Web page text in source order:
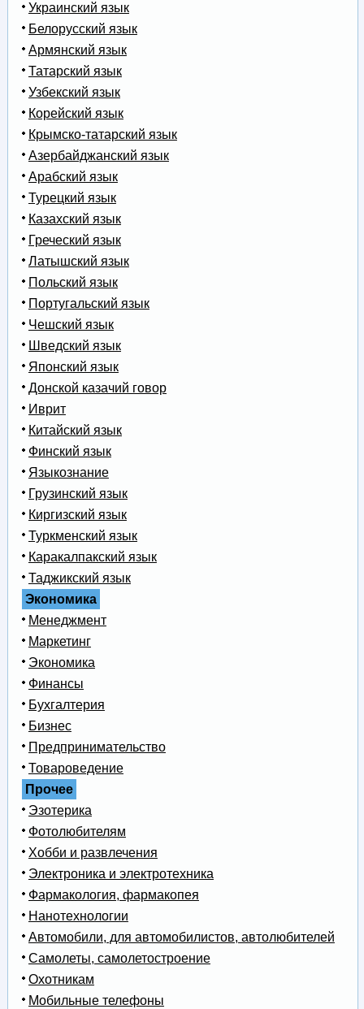
Украинский язык
Белорусский язык
Армянский язык
Татарский язык
Узбекский язык
Корейский язык
Крымско-татарский язык
Азербайджанский язык
Арабский язык
Турецкий язык
Казахский язык
Греческий язык
Латышский язык
Польский язык
Португальский язык
Чешский язык
Шведский язык
Японский язык
Донской казачий говор
Иврит
Китайский язык
Финский язык
Языкознание
Грузинский язык
Киргизский язык
Туркменский язык
Каракалпакский язык
Таджикский язык
Экономика
Менеджмент
Маркетинг
Экономика
Финансы
Бухгалтерия
Бизнес
Предпринимательство
Товароведение
Прочее
Эзотерика
Фотолюбителям
Хобби и развлечения
Электроника и электротехника
Фармакология, фармакопея
Нанотехнологии
Автомобили, для автомобилистов, автолюбителей
Самолеты, самолетостроение
Охотникам
Мобильные телефоны